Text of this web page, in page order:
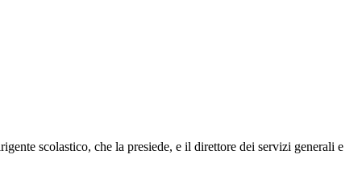
scolastico, che la presiede, e il direttore dei servizi generali e